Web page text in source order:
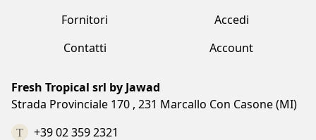
Fornitori
Contatti
Accedi
Account
Fresh Tropical srl by Jawad
Strada Provinciale 170 , 231 Marcallo Con Casone (MI)
+39 02 359 2321